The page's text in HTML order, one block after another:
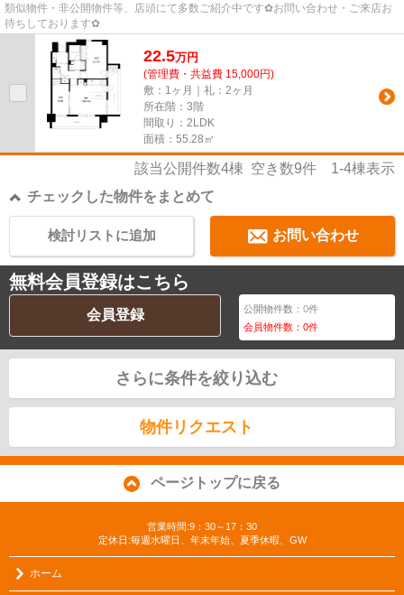
類似物件・非公開物件等、店頭にて多数ご紹介中です✿お問い合わせ・ご来店お
待ちしております✿
22.5万円
(管理費・共益費 15,000円)
敷：1ヶ月｜礼：2ヶ月
所在階：3階
間取り：2LDK
面積：55.28㎡
該当公開件数4棟 空き数9件 1-4棟表示
チェックした物件をまとめて
お問い合わせ
検討リストに追加
無料会員登録はこちら
会員登録 公開物件数：0件
会員物件数：0件
さらに条件を絞り込む
物件リクエスト
ページトップに戻る
営業時間:9：30～17：30
定休日:毎週水曜日、年末年始、夏季休暇、GW
ホーム